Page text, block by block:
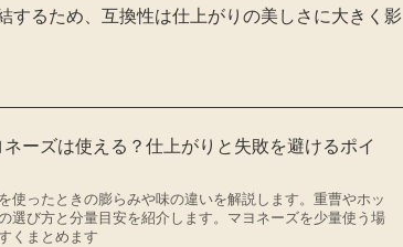
するため、互換性は仕上がりの美しさに大きく影
ーズは使える？仕上がりと失敗を避けるポイ
使ったときの膨らみや味の違いを解説します。重曹やホッ
選び方と分量目安を紹介します。マヨネーズを少量使う場
くまとめます